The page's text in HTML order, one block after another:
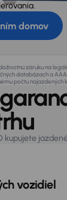
domov
záruku na
databázach a
počtu najazdených
kupujete
vozidiel